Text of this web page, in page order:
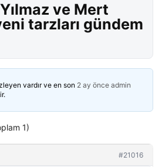
ve Mert
tarzları gündem
vardır ve en son 2 ay önce admin
1)
#21016